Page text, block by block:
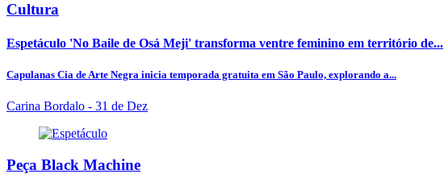
Cultura
Espetáculo 'No Baile de Osá Meji' transforma ventre feminino em território de...
Capulanas Cia de Arte Negra inicia temporada gratuita em São Paulo, explorando a...
Carina Bordalo - 31 de Dez
Peça Black Machine